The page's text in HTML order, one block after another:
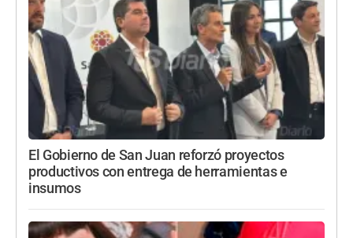
El Gobierno de San Juan reforzó proyectos
productivos con entrega de herramientas e
insumos